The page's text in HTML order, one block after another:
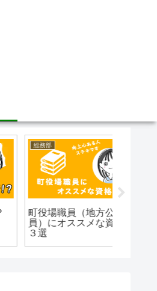
町役場の高卒と大卒の